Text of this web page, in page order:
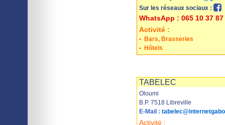
Sur les réseaux sociaux :
WhatsApp : 065 10 37 87
Activité :
• Bars, Brasseries
• Hôtels
TABELEC
Oloumi
B.P. 7518 Libreville
E-Mail :
Activité :